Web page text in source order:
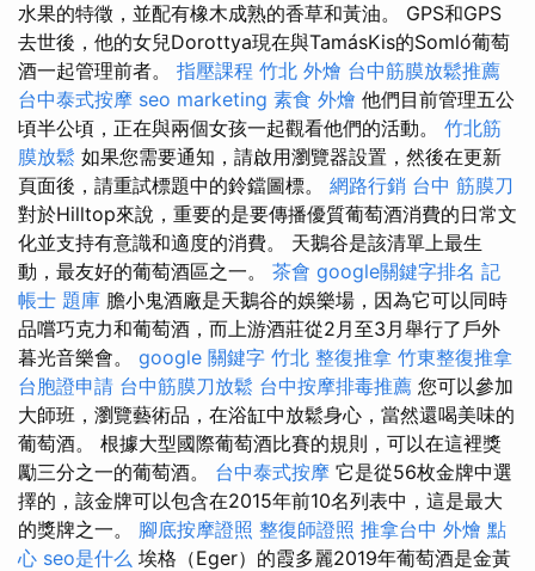
水果的特徵，並配有橡木成熟的香草和黃油。 GPS和GPS
去世後，他的女兒Dorottya現在與TamásKis的Somló葡萄
酒一起管理前者。 指壓課程 竹北 外燴 台中筋膜放鬆推薦
台中泰式按摩 seo marketing 素食 外燴 他們目前管理五公
頃半公頃，正在與兩個女孩一起觀看他們的活動。 竹北筋
膜放鬆 如果您需要通知，請啟用瀏覽器設置，然後在更新
頁面後，請重試標題中的鈴鐺圖標。 網路行銷 台中 筋膜刀
對於Hilltop來說，重要的是要傳播優質葡萄酒消費的日常文
化並支持有意識和適度的消費。 天鵝谷是該清單上最生
動，最友好的葡萄酒區之一。 茶會 google關鍵字排名 記
帳士 題庫 膽小鬼酒廠是天鵝谷的娛樂場，因為它可以同時
品嚐巧克力和葡萄酒，而上游酒莊從2月至3月舉行了戶外
暮光音樂會。 google 關鍵字 竹北 整復推拿 竹東整復推拿
台胞證申請 台中筋膜刀放鬆 台中按摩排毒推薦 您可以參加
大師班，瀏覽藝術品，在浴缸中放鬆身心，當然還喝美味的
葡萄酒。 根據大型國際葡萄酒比賽的規則，可以在這裡獎
勵三分之一的葡萄酒。 台中泰式按摩 它是從56枚金牌中選
擇的，該金牌可以包含在2015年前10名列表中，這是最大
的獎牌之一。 腳底按摩證照 整復師證照 推拿台中 外燴 點
心 seo是什么 埃格（Eger）的霞多麗2019年葡萄酒是金黃